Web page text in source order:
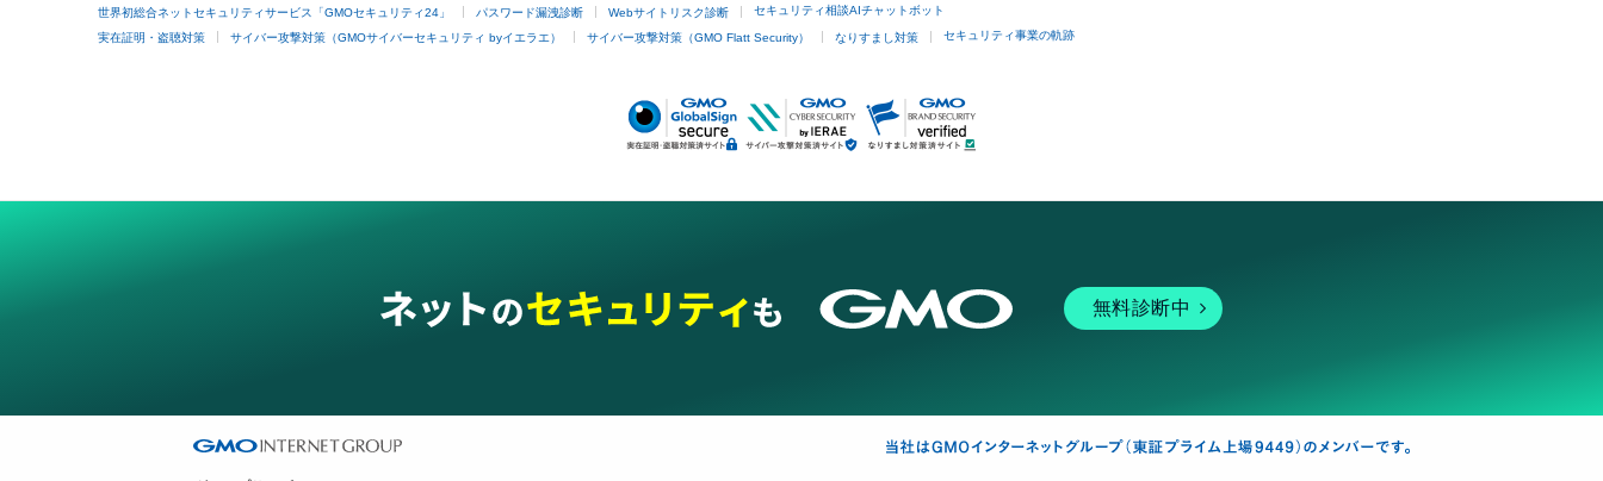
世界初総合ネットセキュリティサービス「GMOセキュリティ24」 パスワード漏洩診断 Webサイトリスク診断 セキュリティ相談AIチャットボット
実在証明・盗聴対策 サイバー攻撃対策（GMOサイバーセキュリティ byイエラエ） サイバー攻撃対策（GMO Flatt Security） なりすまし対策 セキュリティ事業の軌跡
無料診断中